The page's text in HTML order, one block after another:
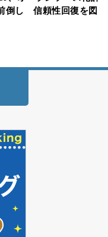
倒し 信頼性回復を図